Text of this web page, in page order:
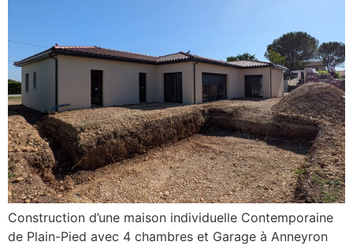
Construction d’une maison individuelle Contemporaine
de Plain-Pied avec 4 chambres et Garage à Anneyron